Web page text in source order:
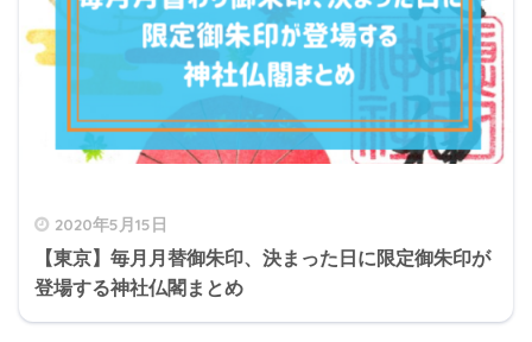
2020年5月15日
【東京】毎月月替御朱印、決まった日に限定御朱印が
登場する神社仏閣まとめ